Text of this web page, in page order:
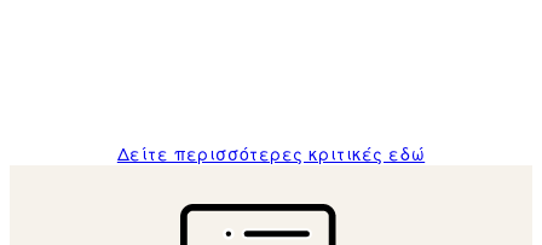
Δείτε περισσότερες κριτικές εδώ